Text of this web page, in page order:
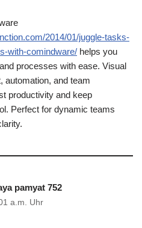
2014/01/juggle-tasks-
with-comindware/ helps you
processes with ease. Visual
automation, and team
productivity and keep
Perfect for dynamic teams
pamyat 752
a.m. Uhr